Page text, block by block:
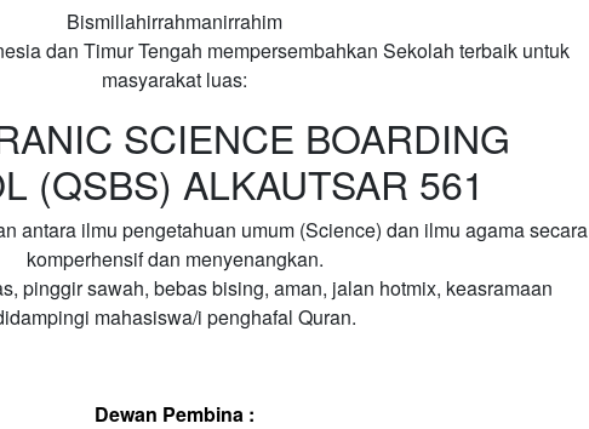
Bismillahirrahmanirrahim
dan Timur Tengah mempersembahkan Sekolah terbaik untuk
masyarakat luas:
SCIENCE BOARDING
(QSBS) ALKAUTSAR 561
antara ilmu pengetahuan umum (Science) dan ilmu agama secara
komperhensif dan menyenangkan.
pinggir sawah, bebas bising, aman, jalan hotmix, keasramaan
mahasiswa/i penghafal Quran.
Dewan Pembina :